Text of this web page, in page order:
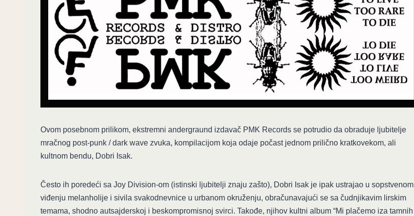
Ovom posebnom prilikom, ekstremni andergraund izdavač PMK Records se potrudio da obraduje ljubitelje
mračnog post-punk / dark wave zvuka, kompilacijom koja odaje počast jednom prilično kratkovekom, ali
kultnom bendu, Dobri Isak.
Često ih poredeći sa Joy Division-om (istinski ljubitelji znaju zašto), Dobri Isak je ipak ustrajao u sopstvenom
viđenju melanholije i sivila svakodnevnice u urbanom okruženju, obračunavajući se sa čudnjikavim lirskim
temama, shodno autsajderskoj i beskompromisnoj svirci. Takođe, njihov kultni album “Mi plačemo iza tamnih